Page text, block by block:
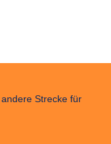
andere Strecke für